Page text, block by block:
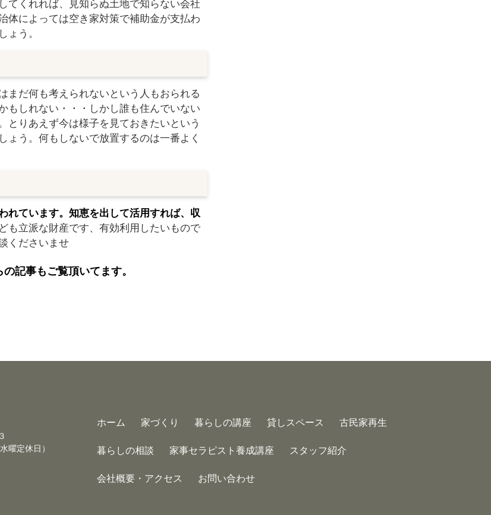
てくれれば、見知らぬ土地で知らない会社
体によっては空き家対策で補助金が支払わ
ょう。
まだ何も考えられないという人もおられる
もしれない・・・しかし誰も住んでいない
とりあえず今は様子を見ておきたいという
ょう。何もしないで放置するのは一番よく
れています。知恵を出して活用すれば、収
も立派な財産です、有効利用したいもので
くださいませ
記事もご覧頂いてます。
ホーム 家づくり 暮らしの講座 貸しスペース 古民家再生
暮らしの相談 家事セラピスト養成講座 スタッフ紹介
会社概要・アクセス お問い合わせ
曜定休日）